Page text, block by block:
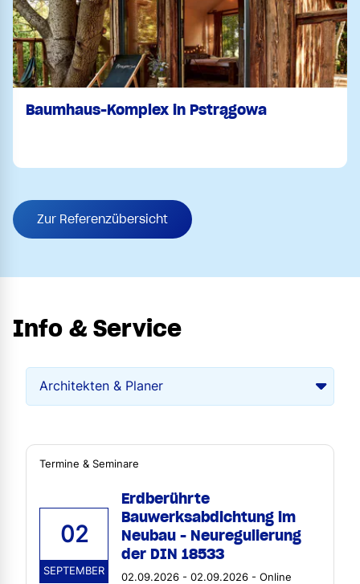
Baumhaus-Komplex in Pstrągowa
Zur Referenzübersicht
Info & Service
Termine & Seminare
02
SEPTEMBER
Erdberührte
Bauwerksabdichtung im
Neubau - Neuregulierung
der DIN 18533
02.09.2026 - 02.09.2026 - Online